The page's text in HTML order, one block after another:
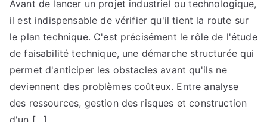
Avant de lancer un projet industriel ou technologique,
il est indispensable de vérifier qu'il tient la route sur
le plan technique. C'est précisément le rôle de l'étude
de faisabilité technique, une démarche structurée qui
permet d'anticiper les obstacles avant qu'ils ne
deviennent des problèmes coûteux. Entre analyse
des ressources, gestion des risques et construction
d'un […]